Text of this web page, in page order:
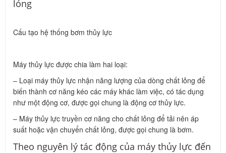
lỏng
Cấu tạo hệ thống bơm thủy lực
Máy thủy lực được chia làm hai loại:
– Loại máy thủy lực nhận năng lượng của dòng chất lỏng để
biến thành cơ năng kéo các máy khác làm việc, có tác dụng
như một động cơ, được gọi chung là động cơ thủy lực.
– Máy thủy lực truyền cơ năng cho chất lỏng để tải nên áp
suất hoặc vận chuyển chất lỏng, được gọi chung là bơm.
Theo nguyên lý tác động của máy thủy lực đến